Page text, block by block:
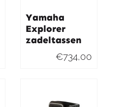
Yamaha
Explorer
zadeltassen
€734,00